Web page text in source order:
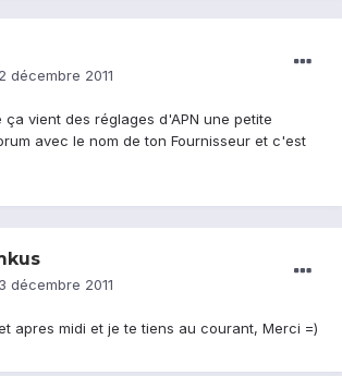
décembre 2011
vient des réglages d'APN une petite
avec le nom de ton Fournisseur et c'est
décembre 2011
apres midi et je te tiens au courant, Merci =)